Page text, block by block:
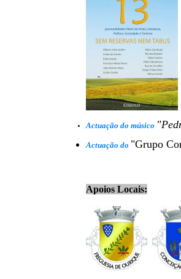
Actuação do músico
Actuação do "Grupo
Apoios Locais: